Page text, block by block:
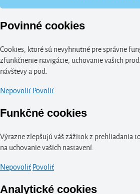
Povinné cookies
Cookies, ktoré sú nevyhnutné pre správne
zfunkčnenie navigácie, uchovanie vašich
návštevy a pod.
NepovoliťPovoliť
Funkčné cookies
Výrazne zlepšujú váš zážitok z prehliadania
na uchovanie vašich nastavení.
NepovoliťPovoliť
Analytické cookies